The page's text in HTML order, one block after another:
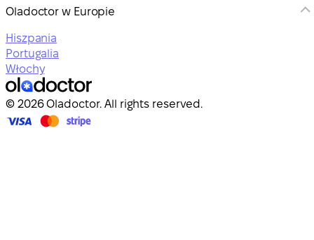
Oladoctor w Europie
Hiszpania
Portugalia
Włochy
© 2026 Oladoctor. All rights reserved.